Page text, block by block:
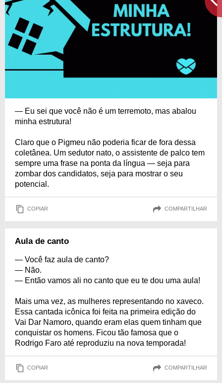
— Eu sei que você não é um terremoto, mas abalou
minha estrutura!
Claro que o Pigmeu não poderia ficar de fora dessa
coletânea. Um sedutor nato, o assistente de palco tem
sempre uma frase na ponta da língua — seja para
zombar dos candidatos, seja para mostrar o seu
potencial.
COPIAR COMPARTILHAR
Aula de canto
— Você faz aula de canto?
— Não.
— Então vamos ali no canto que eu te dou uma aula!
Mais uma vez, as mulheres representando no xaveco.
Essa cantada icônica foi feita na primeira edição do
Vai Dar Namoro, quando eram elas quem tinham que
conquistar os homens. Ficou tão famosa que o
Rodrigo Faro até reproduziu na nova temporada!
COPIAR COMPARTILHAR